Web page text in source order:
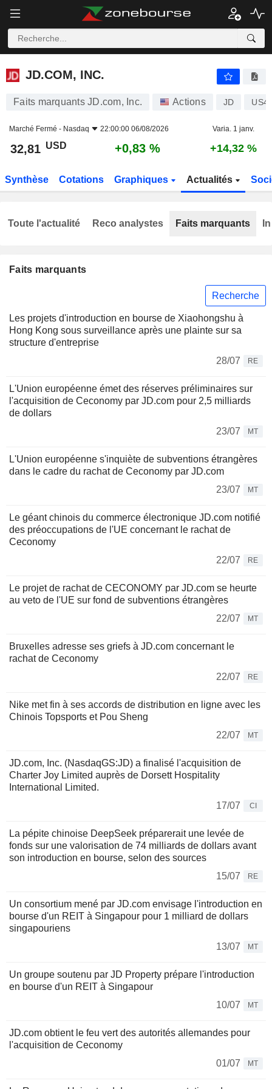
JD.COM, INC.
JD.COM, INC.
Faits marquants JD.com, Inc. Actions JD
Marché Fermé - Nasdaq 22:00:00 06/08/2026 Varia. 1 janv.
32,81 USD +0,83 % +14,32 %
Synthèse Cotations Graphiques Actualités
Faits marquants
Recherche
Les projets d'introduction en bourse de Xiaohongshu à
Hong Kong sous surveillance après une plainte sur sa
structure d'entreprise
28/07
RE
L'Union européenne émet des réserves préliminaires sur
l'acquisition de Ceconomy par JD.com pour 2,5 milliards
de dollars
23/07
MT
L'Union européenne s'inquiète de subventions étrangères
dans le cadre du rachat de Ceconomy par JD.com
23/07
MT
Le géant chinois du commerce électronique JD.com notifié
des préoccupations de l'UE concernant le rachat de
Ceconomy
22/07
RE
Le projet de rachat de CECONOMY par JD.com se heurte
au veto de l'UE sur fond de subventions étrangères
22/07
MT
Bruxelles adresse ses griefs à JD.com concernant le
rachat de Ceconomy
22/07
RE
Nike met fin à ses accords de distribution en ligne avec les
Chinois Topsports et Pou Sheng
22/07
MT
JD.com, Inc. (NasdaqGS:JD) a finalisé l'acquisition de
Charter Joy Limited auprès de Dorsett Hospitality
International Limited.
17/07
CI
La pépite chinoise DeepSeek préparerait une levée de
fonds sur une valorisation de 74 milliards de dollars avant
son introduction en bourse, selon des sources
15/07
RE
Un consortium mené par JD.com envisage l'introduction en
bourse d'un REIT à Singapour pour 1 milliard de dollars
singapouriens
13/07
MT
Un groupe soutenu par JD Property prépare l'introduction
en bourse d'un REIT à Singapour
10/07
MT
JD.com obtient le feu vert des autorités allemandes pour
l'acquisition de Ceconomy
01/07
MT
Toute l'actualité Reco analystes Faits marquants